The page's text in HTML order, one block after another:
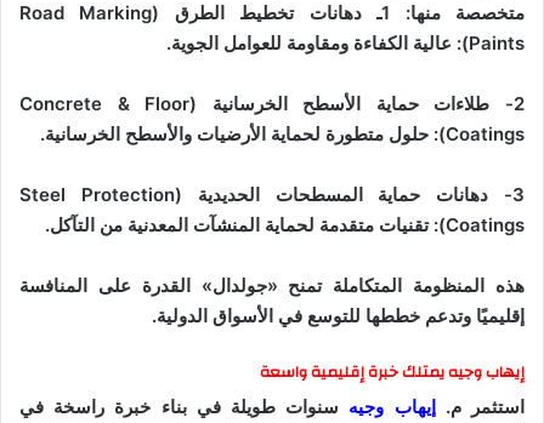
متخصصة منها: 1ـ
دهانات تخطيط الطرق (Road Marking
Paints): عالية الكفاءة ومقاومة للعوامل الجوية.
2- طلاءات حماية الأسطح الخرسانية (Concrete & Floor
Coatings): حلول متطورة لحماية الأرضيات والأسطح الخرسانية.
3- دهانات حماية المسطحات الحديدية (Steel Protection
Coatings): تقنيات متقدمة لحماية المنشآت المعدنية من التآكل.
هذه المنظومة المتكاملة تمنح «جولدال» القدرة على المنافسة
إقليميًا وتدعم خططها للتوسع في الأسواق الدولية.
إيهاب وجيه يمتلك خبرة إقليمية واسعة
استثمر م.إيهاب وجيه سنوات طويلة في بناء خبرة راسخة في